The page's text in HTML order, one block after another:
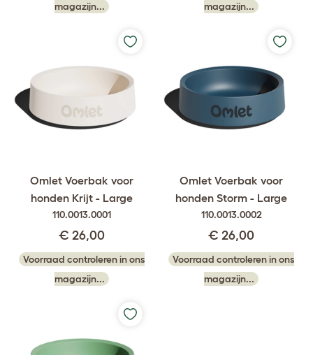
magazijn...
magazijn...
Omlet Voerbak voor
honden Krijt - Large
110.0013.0001
€ 26,00
Voorraad controleren in ons
magazijn...
Omlet Voerbak voor
honden Storm - Large
110.0013.0002
€ 26,00
Voorraad controleren in ons
magazijn...